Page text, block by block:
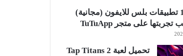
أفضل 10 تطبيقات بلس للايفون (مجانية)
تحميل لعبة Tap Titans 2